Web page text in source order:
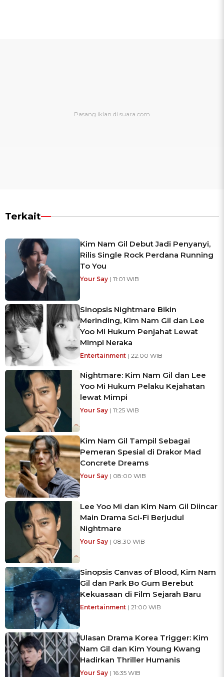
Terkait
Kim Nam Gil Debut Jadi Penyanyi,
Rilis Single Rock Perdana Running
To You
Your Say | 11:01 WIB
Sinopsis Nightmare Bikin
Merinding, Kim Nam Gil dan Lee
Yoo Mi Hukum Penjahat Lewat
Mimpi Neraka
Entertainment | 22:00 WIB
Nightmare: Kim Nam Gil dan Lee
Yoo Mi Hukum Pelaku Kejahatan
lewat Mimpi
Your Say | 11:25 WIB
Kim Nam Gil Tampil Sebagai
Pemeran Spesial di Drakor Mad
Concrete Dreams
Your Say | 08:00 WIB
Lee Yoo Mi dan Kim Nam Gil Diincar
Main Drama Sci-Fi Berjudul
Nightmare
Your Say | 08:30 WIB
Sinopsis Canvas of Blood, Kim Nam
Gil dan Park Bo Gum Berebut
Kekuasaan di Film Sejarah Baru
Entertainment | 21:00 WIB
Ulasan Drama Korea Trigger: Kim
Nam Gil dan Kim Young Kwang
Hadirkan Thriller Humanis
Your Say | 16:35 WIB